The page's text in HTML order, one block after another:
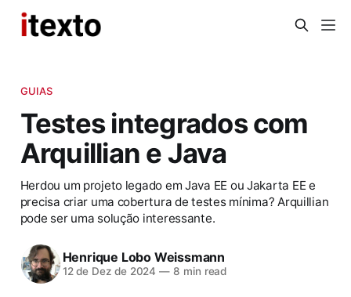
GUIAS
Testes integrados com
Arquillian e Java
Herdou um projeto legado em Java EE ou Jakarta EE e
precisa criar uma cobertura de testes mínima? Arquillian
pode ser uma solução interessante.
Henrique Lobo Weissmann
12 de Dez de 2024 — 8 min read